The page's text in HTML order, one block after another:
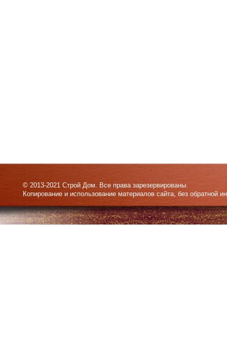
© 2013-2021 Строй Дом. Все права зарезервированы.
Копирование и использование материалов сайта, без обратной